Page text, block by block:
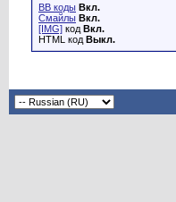
BB коды Вкл.
Смайлы Вкл.
[IMG] код Вкл.
HTML код Выкл.